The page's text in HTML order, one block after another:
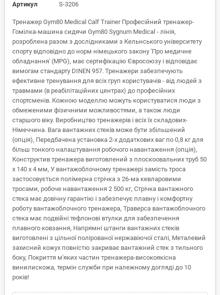
Артикул S-3206
Тренажер Gym80 Medical Calf Trainer Професійний тренажер-
Гомілка-машина сидячи Gym80 Sygnum Medical - лінія,
розроблена разом з дослідниками з Кельнського університету
спорту відповідно до норм німецького закону 'Про медичне
обладнання' (MPG), має сертифікацію Євросоюзу і відповідає
вимогам стандарту DINEN 957. Тренажери забезпечують
ефективне тренування для всіх груп користувачів - від людей з
травмами (в реабілітаційних центрах) до професійних
спортсменів. Кожною моделлю можуть користуватися люди з
обмеженими фізичними можливостями, а також люди
старшого віку. Виробництво тренажерів і всіх їх складових-
Німеччина. Вага вантажних стеків може бути збільшений
(опція), Передбачена установка 2-х додаткових ваг по 0,8 кг для
більш тонкого налаштування робочого навантаження (опція),
Конструктив тренажера виготовлений з плоскоовальних труб 50
x 140 x 4 мм, У вантажоблочному тренажері замість троса
застосовується полімерна стрічка з 26-ма кевларовими
тросами, робоче навантаження 2 500 кг, Стрічка вантажного
стека має довічну гарантію і забезпечує плавну і комфортну
роботу вантажоблочного тренажера, Траверса вантажоблочного
стека має подвійні тефлонові втулки для забезпечення
плавного ковзання, Напрямні штанги вантажних стеків
виготовлені з цільної полірованої нержавіючої сталі, Металевий
захисний кожух повністю закриває вантажний стек з тильного
боку, Покриття м'яких частин тренажера-високоякісна
винилискожа, термін служби при належному догляді до 10
років!